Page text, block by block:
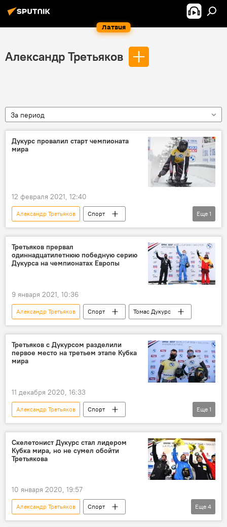
Латвия
Александр Третьяков
За период
Дукурс провалил старт чемпионата
мира
12 февраля 2021, 12:40
Александр Третьяков
Спорт
Томас Дукурс
Мартинс Дукурс
Еще 1
Третьяков прервал
одиннадцатилетнюю победную серию
Дукурса на чемпионатах Европы
9 января 2021, 10:36
Александр Третьяков Спорт Томас Дукурс
Третьяков с Дукурсом разделили
первое место на третьем этапе Кубка
мира
11 декабря 2020, 16:33
Александр Третьяков
Спорт
Мартинс Дукурс
Еще 1
Скелетонист Дукурс стал лидером
Кубка мира, но не сумел обойти
Третьякова
10 января 2020, 19:57
Александр Третьяков
Спорт
Кубок мира по скелетону
Латвия
Еще 4